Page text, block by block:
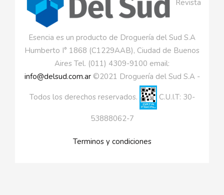
Revista
Esencia es un producto de Droguería del Sud S.A
Humberto I° 1868 (C1229AAB), Ciudad de Buenos
Aires Tel. (011) 4309-9100 email:
info@delsud.com.ar©2021 Droguería del Sud S.A -
Todos los derechos reservados. C.U.I.T: 30-
53888062-7
Terminos y condiciones